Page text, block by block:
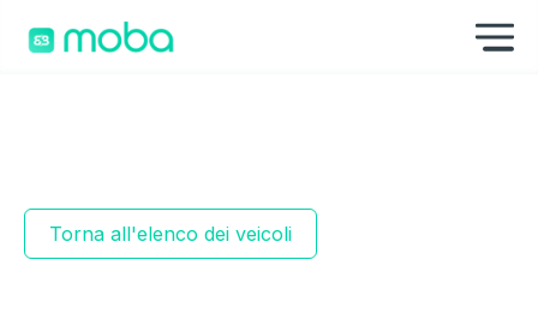
Torna all'elenco dei veicoli